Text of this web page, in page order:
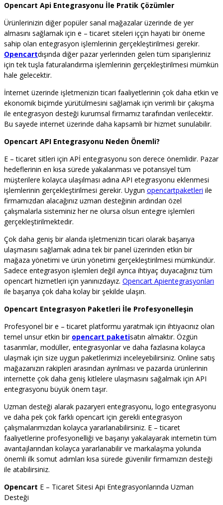
Opencart Api Entegrasyonu İle Pratik Çözümler
Ürünlerinizin diğer popüler sanal mağazalar üzerinde de yer
almasını sağlamak için e – ticaret siteleri iççin hayati bir öneme
sahip olan entegrasyon işlemlerinin gerçekleştirilmesi gerekir.
Opencartdışında diğer pazar yerlerinden gelen tüm siparişleriniz
için tek tuşla faturalandırma işlemlerinin gerçekleştirilmesi mümkün
hale gelecektir.
İnternet üzerinde işletmenizin ticari faaliyetlerinin çok daha etkin ve
ekonomik biçimde yürütülmesini sağlamak için verimli bir çakışma
ile entegrasyon desteği kurumsal firmamız tarafından verilecektir.
Bu sayede internet üzerinde daha kapsamlı bir hizmet sunulabilir.
Opencart API Entegrasyonu Neden Önemli?
E – ticaret sitleri için APİ entegrasyonu son derece önemlidir. Pazar
hedeflerinin en kısa sürede yakalanması ve potansiyel tüm
müşterilere kolayca ulaşılması adına API etegrasyonu eklenmesi
işlemlerinin gerçekleştirilmesi gerekir. Uygun opencartpaketleri ile
firmamızdan alacağınız uzman desteğinin ardından özel
çalışmalarla sisteminiz her ne olursa olsun entegre işlemleri
gerçekleştirilmektedir.
Çok daha geniş bir alanda işletmenizin ticari olarak başarıya
ulaşmasını sağlamak adına tek bir panel üzerinden etkin bir
mağaza yönetimi ve ürün yönetimi gerçekleştirilmesi mümkündür.
Sadece entegrasyon işlemleri değil ayrıca ihtiyaç duyacağınız tüm
opencart hizmetleri için yanınızdayız. Opencart Apientegrasyonları
ile başarıya çok daha kolay bir şekilde ulaşın.
Opencart Entegrasyon Paketleri İle Profesyonelleşin
Profesyonel bir e – ticaret platformu yaratmak için ihtiyacınız olan
temel unsur etkin bir opencart paketisatın almaktır. Özgün
tasarımlar, modüller, entegrasyonlar ve daha fazlasına kolayca
ulaşmak için size uygun paketlerimizi inceleyebilirsiniz. Online satış
mağazanızın rakipleri arasından ayrılması ve pazarda ürünlerinin
internette çok daha geniş kitlelere ulaşmasını sağalmak için API
entegrasyonu büyük önem taşır.
Uzman desteği alarak pazaryeri entegrasyonu, logo entegrasyonu
ve daha pek çok farklı opencart için gerekli entegrasyon
çalışmalarımızdan kolayca yararlanabilirsiniz. E – ticaret
faaliyetlerine profesyonelliği ve başarıyı yakalayarak internetin tüm
avantajlarından kolayca yararlanabilir ve markalaşma yolunda
önemli ilk somut adımları kısa sürede güvenilir firmamızın desteği
ile atabilirsiniz.
Opencart E – Ticaret Sitesi Api Entegrasyonlarında Uzman
Desteği